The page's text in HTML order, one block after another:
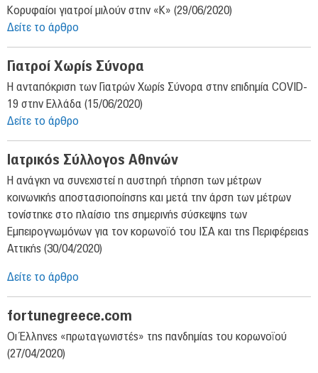
Κορυφαίοι γιατροί μιλούν στην «Κ» (29/06/2020)
Δείτε το άρθρο
Γιατροί Χωρίς Σύνορα
Η ανταπόκριση των Γιατρών Χωρίς Σύνορα στην επιδημία COVID-
19 στην Ελλάδα (15/06/2020)
Δείτε το άρθρο
Ιατρικός Σύλλογος Αθηνών
Η ανάγκη να συνεχιστεί η αυστηρή τήρηση των μέτρων
κοινωνικής αποστασιοποίησης και μετά την άρση των μέτρων
τονίστηκε στο πλαίσιο της σημερινής σύσκεψης των
Εμπειρογνωμόνων για τον κορωνοϊό του ΙΣΑ και της Περιφέρειας
Αττικής (30/04/2020)
Δείτε το άρθρο
fortunegreece.com
Οι Έλληνες «πρωταγωνιστές» της πανδημίας του κορωνοϊού
(27/04/2020)